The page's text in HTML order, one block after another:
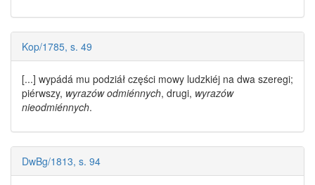
Kop/1785, s. 49
[...] wypádá mu podziáł części mowy ludzkiéj na dwa szeregi;
piérwszy, wyrazów odmiénnych, drugi, wyrazów
nieodmiénnych.
DwBg/1813, s. 94